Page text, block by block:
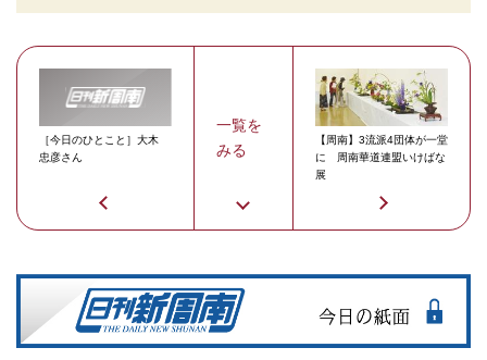
［今日のひとこと］大木
忠彦さん
一覧を
みる
【周南】3流派4団体が一堂
に 周南華道連盟いけばな
展